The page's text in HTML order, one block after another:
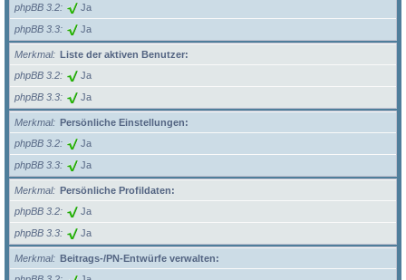
phpBB 3.2
Ja
phpBB 3.3 Ja
Merkmal
Liste der aktiven Benutzer:
phpBB 3.2
Ja
phpBB 3.3 Ja
Merkmal
Persönliche Einstellungen:
phpBB 3.2
Ja
phpBB 3.3 Ja
Merkmal
Persönliche Profildaten:
phpBB 3.2
Ja
phpBB 3.3 Ja
Merkmal
Beitrags-/PN-Entwürfe verwalten: